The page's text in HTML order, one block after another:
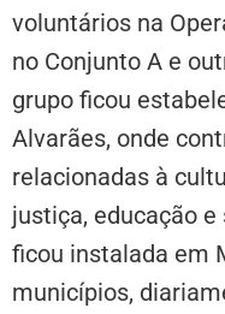
voluntários na
no Conjunto A e
grupo ficou
Alvarães, onde
relacionadas à
justiça, educação
ficou instalada em
municípios,